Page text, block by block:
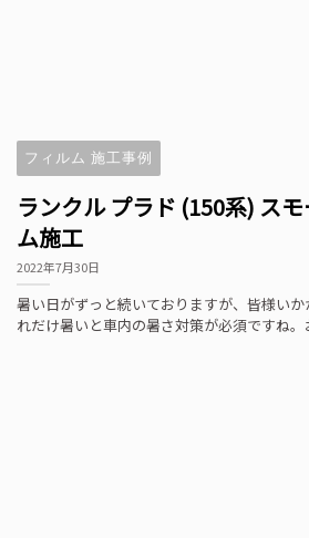
フィルム 施工事例
ランクル プラド (150系) ス
ム施工
2022年7月30日
暑い日がずっと続いておりますが、皆様い
れだけ暑いと車内の暑さ対策が必須ですね。